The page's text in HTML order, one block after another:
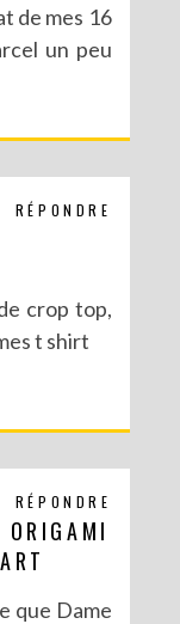
de mes 16
un peu
RÉPONDRE
crop top,
t shirt
RÉPONDRE
que Dame